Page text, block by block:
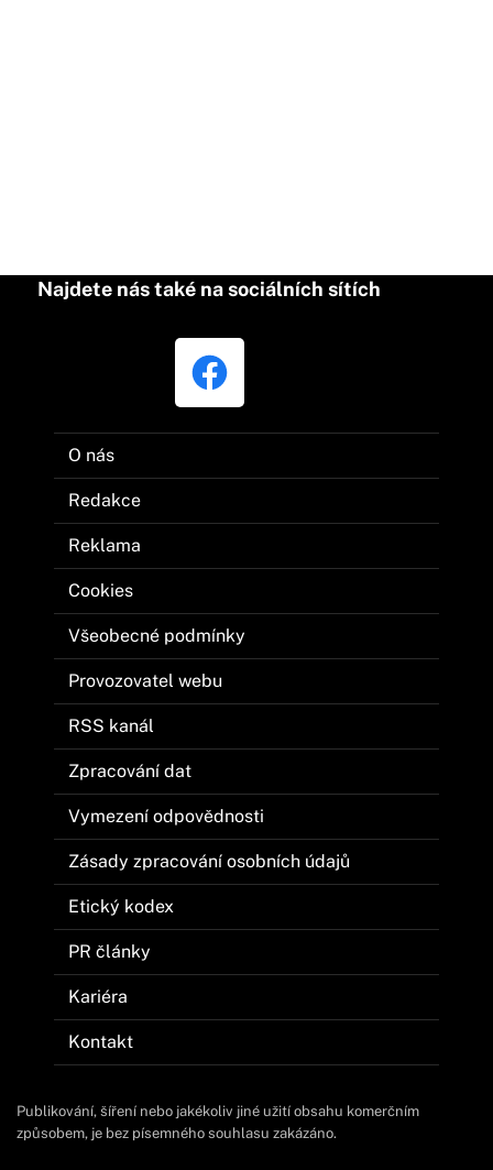
Najdete nás také na sociálních sítích
O nás
Redakce
Reklama
Cookies
Všeobecné podmínky
Provozovatel webu
RSS kanál
Zpracování dat
Vymezení odpovědnosti
Zásady zpracování osobních údajů
Etický kodex
PR články
Kariéra
Kontakt
Publikování, šíření nebo jakékoliv jiné užití obsahu komerčním
způsobem, je bez písemného souhlasu zakázáno.